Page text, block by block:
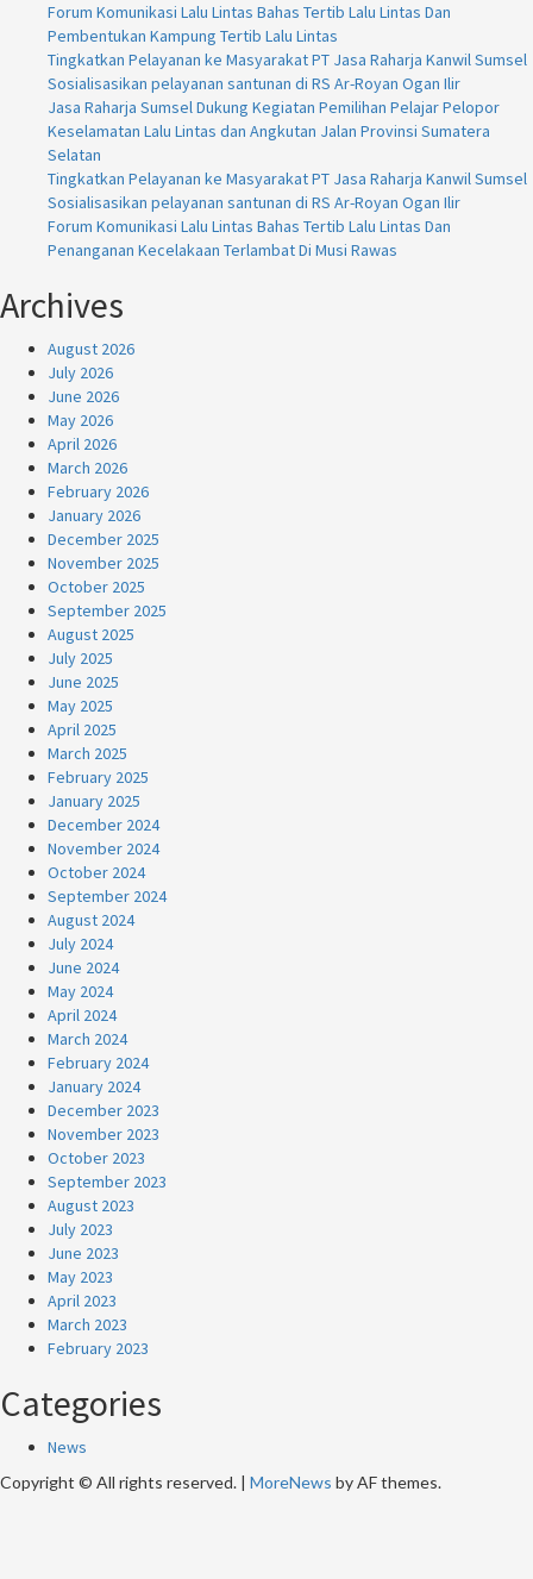
Forum Komunikasi Lalu Lintas Bahas Tertib Lalu Lintas Dan
Pembentukan Kampung Tertib Lalu Lintas
Tingkatkan Pelayanan ke Masyarakat PT Jasa Raharja Kanwil Sumsel
Sosialisasikan pelayanan santunan di RS Ar-Royan Ogan Ilir
Jasa Raharja Sumsel Dukung Kegiatan Pemilihan Pelajar Pelopor
Keselamatan Lalu Lintas dan Angkutan Jalan Provinsi Sumatera
Selatan
Tingkatkan Pelayanan ke Masyarakat PT Jasa Raharja Kanwil Sumsel
Sosialisasikan pelayanan santunan di RS Ar-Royan Ogan Ilir
Forum Komunikasi Lalu Lintas Bahas Tertib Lalu Lintas Dan
Penanganan Kecelakaan Terlambat Di Musi Rawas
Archives
August 2026
July 2026
June 2026
May 2026
April 2026
March 2026
February 2026
January 2026
December 2025
November 2025
October 2025
September 2025
August 2025
July 2025
June 2025
May 2025
April 2025
March 2025
February 2025
January 2025
December 2024
November 2024
October 2024
September 2024
August 2024
July 2024
June 2024
May 2024
April 2024
March 2024
February 2024
January 2024
December 2023
November 2023
October 2023
September 2023
August 2023
July 2023
June 2023
May 2023
April 2023
March 2023
February 2023
Categories
News
Copyright © All rights reserved. | MoreNews by AF themes.